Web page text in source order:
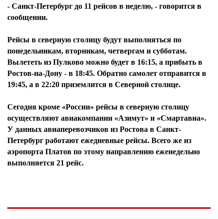
- Санкт-Петербург до 11 рейсов в неделю, - говорится в
сообщении.
Рейсы в северную столицу будут выполняться по
понедельникам, вторникам, четвергам и субботам.
Вылететь из Пулково можно будет в 16:15, а прибыть в
Ростов-на-Дону - в 18:45. Обратно самолет отправится в
19:45, а в 22:20 приземлится в Северной столице.
Сегодня кроме «России» рейсы в северную столицу
осуществляют авиакомпании «Азимут» и «Смартавиа».
У данных авиаперевозчиков из Ростова в Санкт-
Петербург работают ежедневные рейсы. Всего же из
аэропорта Платов по этому направлению еженедельно
выполняется 21 рейс.